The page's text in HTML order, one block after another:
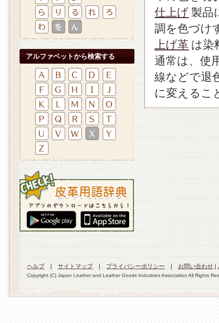
アルファベットから検索する
仕上げ 製品
調を色づけ
上げ革 は染
通常は、使
線などで退
に変えるこ
ヘルプ| サイトマップ| プライバシーポリシー お問い合わせ
Copyright (C) Japan Leather and Leather Goods Industries Association All Rights